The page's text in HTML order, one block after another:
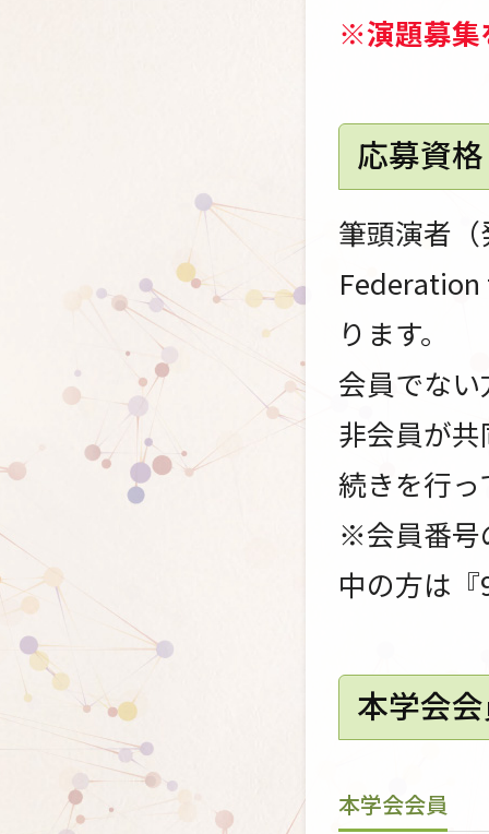
※演題募集
応募資格
筆頭演者
ります。
会員でな
非会員が
続きを行
※会員番号
中の方は
本学会
本学会会員